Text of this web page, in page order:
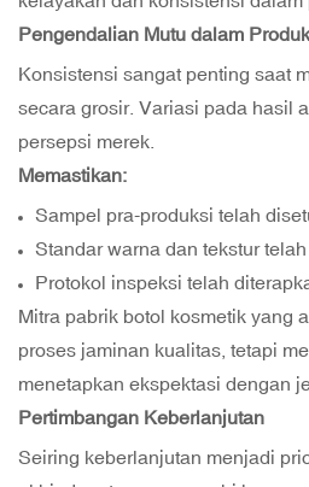
Pengendalian Mutu dalam
Konsistensi sangat penting saat
secara grosir. Variasi pada hasil
persepsi merek.
Memastikan:
Sampel pra-produksi telah
Standar warna dan tekstur
Protokol inspeksi telah
Mitra pabrik botol kosmetik yang
proses jaminan kualitas, tetapi
menetapkan ekspektasi dengan
Pertimbangan Keberlanjutan
Seiring keberlanjutan menjadi